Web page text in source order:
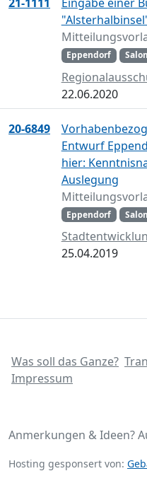
Eppendorf
22.06.2020
20-6849
Entwurf
hier:
Auslegung
Eppendorf
25.04.2019
Was soll das Ganze?
Impressum
Anmerkungen & Ideen?
Hosting gesponsert von: